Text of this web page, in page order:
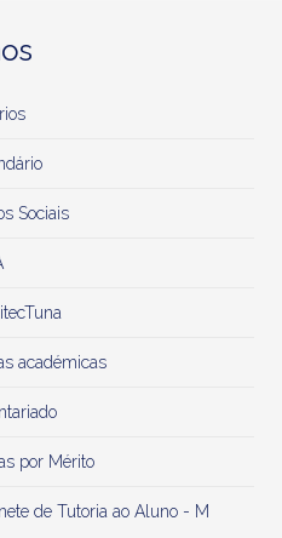
Sociais
académicas
por Mérito
de Tutoria ao Aluno - M